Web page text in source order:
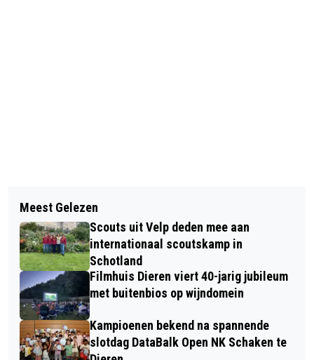
UNIEKE APP LEIDT SLECHTZIENDEN
STRAKS NAUWKEURIG DOOR ARNHEM
CENTRAAL
KINDEREN VERMAKEN ZICH
OPPERBEST OP GROOT
SPRINGKUSSEN
Meest Gelezen
Scouts uit Velp deden mee aan
internationaal scoutskamp in
Schotland
Filmhuis Dieren viert 40-jarig jubileum
met buitenbios op wijndomein
Kampioenen bekend na spannende
slotdag DataBalk Open NK Schaken te